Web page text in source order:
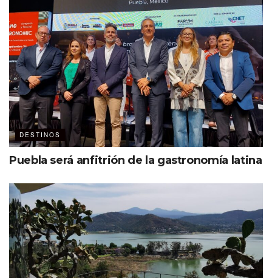
DESTINOS
Puebla será anfitrión de la gastronomía latina